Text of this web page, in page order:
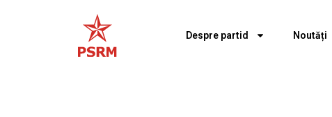
Despre partid Noutăți